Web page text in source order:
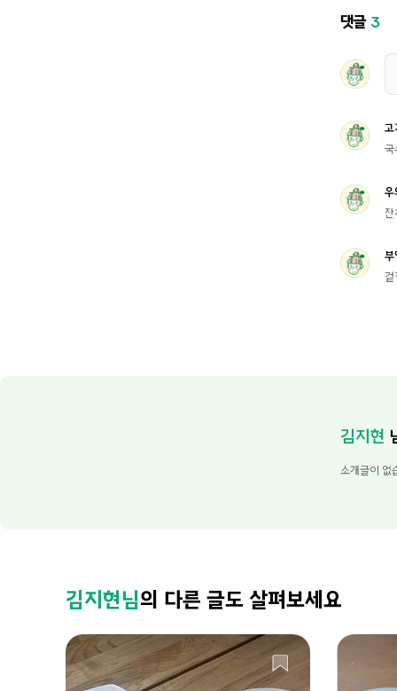
댓글 3
고
국
김지현
소개글이 없
김지현님의 다른 글도 살펴보세요